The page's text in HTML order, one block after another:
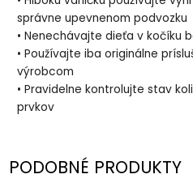
správne upevnenom podvozku
• Nenechávajte dieťa v kočíku
• Používajte iba originálne
výrobcom
• Pravidelne kontrolujte stav
prvkov
PODOBNÉ PRODUKTY